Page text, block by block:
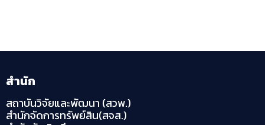
สำนัก
สถาบันวิจัยและพัฒนา (สวพ.)
สำนักจัดการทรัพย์สิน(สจส.)